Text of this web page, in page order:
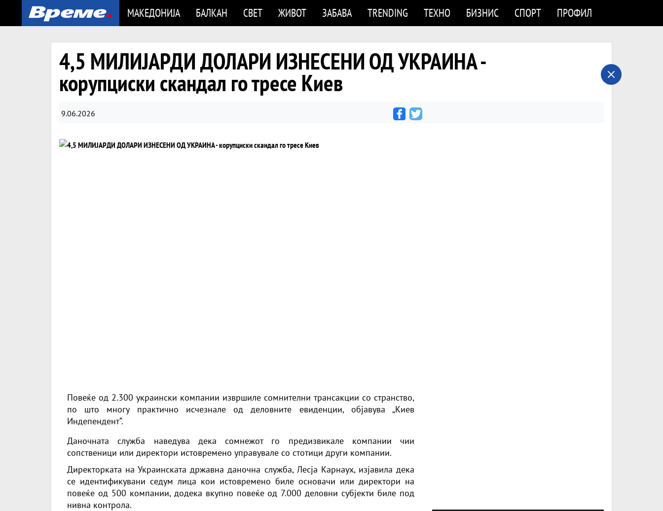
МАКЕДОНИЈА БАЛКАН СВЕТ ЖИВОТ ЗАБАВА TRENDING ТЕХНО БИЗНИС СПОРТ ПРОФИЛ
4,5 МИЛИЈАРДИ ДОЛАРИ ИЗНЕСЕНИ ОД УКРАИНА -
корупциски скандал го тресе Киев
9.06.2026
Повеќе од 2.300 украински компании извршиле сомнителни трансакции со странство,
по што многу практично исчезнале од деловните евиденции, објавува „Киев
Индепендент“.
Даночната служба наведува дека сомнежот го предизвикале компании чии
сопственици или директори истовремено управувале со стотици други компании.
Директорката на Украинската државна даночна служба, Лесја Карнаух, изјавила дека
се идентификувани седум лица кои истовремено биле основачи или директори на
повеќе од 500 компании, додека вкупно повеќе од 7.000 деловни субјекти биле под
нивна контрола.